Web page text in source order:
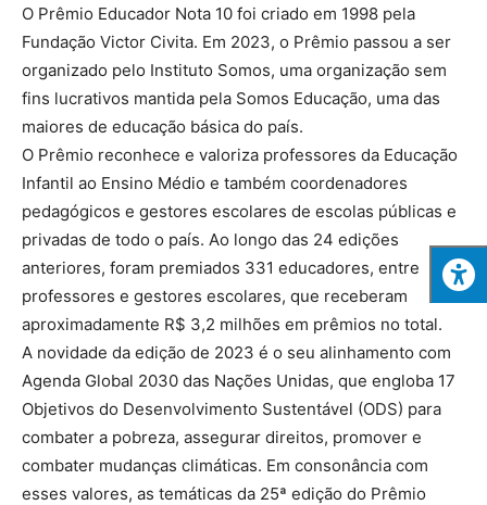
O Prêmio Educador Nota 10 foi criado em 1998 pela
Fundação Victor Civita. Em 2023, o Prêmio passou a ser
organizado pelo Instituto Somos, uma organização sem
fins lucrativos mantida pela Somos Educação, uma das
maiores de educação básica do país.
O Prêmio reconhece e valoriza professores da Educação
Infantil ao Ensino Médio e também coordenadores
pedagógicos e gestores escolares de escolas públicas e
privadas de todo o país. Ao longo das 24 edições
anteriores, foram premiados 331 educadores, entre
professores e gestores escolares, que receberam
aproximadamente R$ 3,2 milhões em prêmios no total.
A novidade da edição de 2023 é o seu alinhamento com
Agenda Global 2030 das Nações Unidas, que engloba 17
Objetivos do Desenvolvimento Sustentável (ODS) para
combater a pobreza, assegurar direitos, promover e
combater mudanças climáticas. Em consonância com
esses valores, as temáticas da 25ª edição do Prêmio